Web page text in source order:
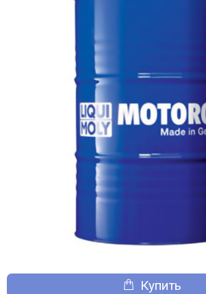
Купить